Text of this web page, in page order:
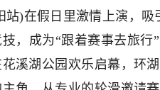
站)在假日里激情上演，吸
，成为“跟着赛事去旅
溪湖公园欢乐启幕，环